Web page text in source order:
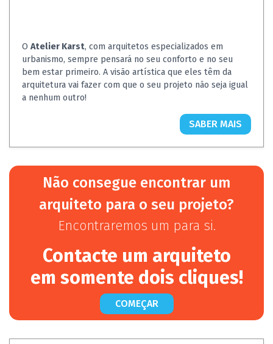
O Atelier Karst, com arquitetos especializados em
urbanismo, sempre pensará no seu conforto e no seu
bem estar primeiro. A visão artística que eles têm da
arquitetura vai fazer com que o seu projeto não seja igual
a nenhum outro!
SABER MAIS
Não consegue encontrar um
arquiteto para o seu projeto?
Encontraremos um para si.
Contacte um arquiteto
em somente dois cliques!
COMEÇAR